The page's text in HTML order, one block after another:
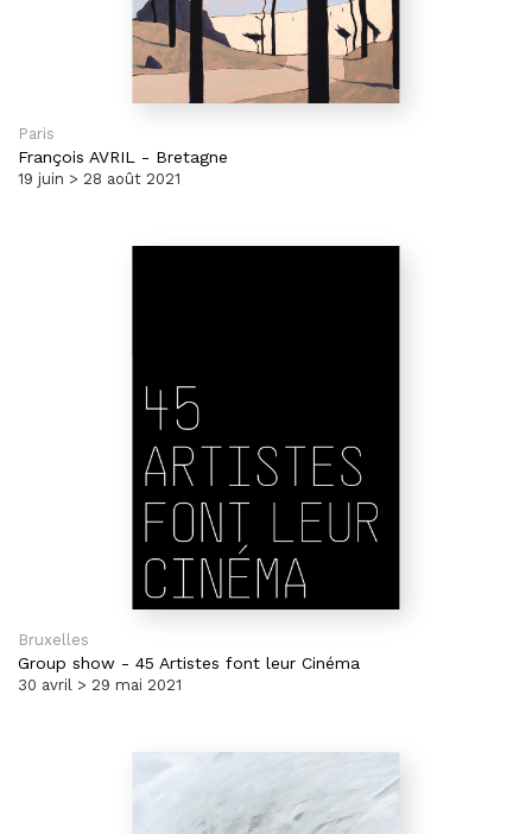
Paris
François AVRIL - Bretagne
19 juin > 28 août 2021
Bruxelles
Group show - 45 Artistes font leur Cinéma
30 avril > 29 mai 2021